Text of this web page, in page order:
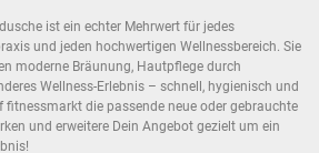
ist ein echter Mehrwert für jedes
und jeden hochwertigen Wellnessbereich. Sie
moderne Bräunung, Hautpflege durch
Wellness-Erlebnis – schnell, hygienisch und
die passende neue oder gebrauchte
und erweitere Dein Angebot gezielt um ein